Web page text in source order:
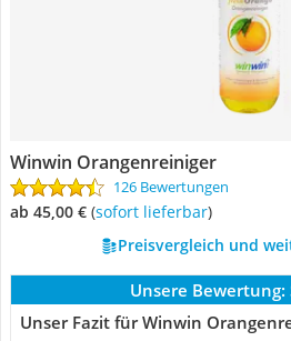
Winwin Orangenreiniger
126 Bewertungen
ab 45,00 € ( Sofort lieferbar)
Preisvergleich und
Unsere Bewertung:
Unser Fazit für Winwin